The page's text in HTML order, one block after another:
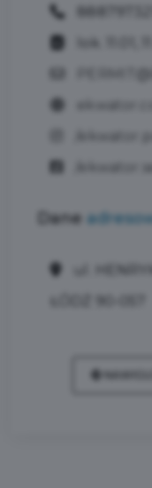
lok. 11.01,
/
Dane